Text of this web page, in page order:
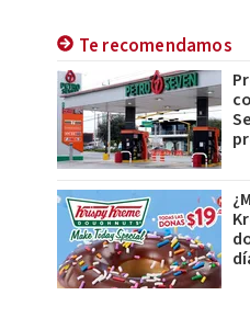
Te recomendamos